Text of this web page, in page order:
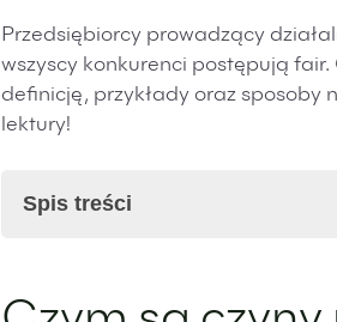
Przedsiębiorcy prowadzący
wszyscy konkurenci postępują fair.
definicję, przykłady oraz sposoby
lektury!
Spis treści
Czyny nieuczciwej konkurencji –